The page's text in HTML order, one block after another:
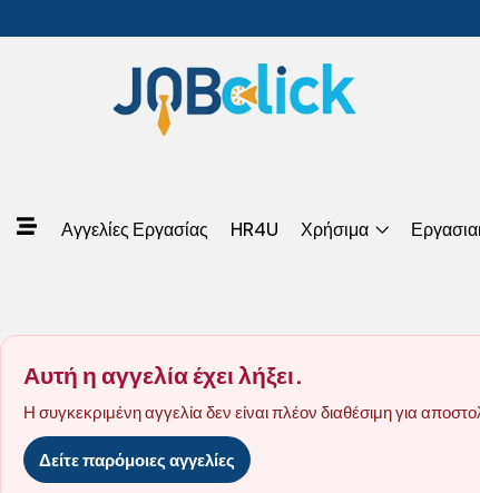
Αγγελίες Εργασίας HR4U Χρήσιμα
Αυτή η αγγελία έχει λήξει.
Η συγκεκριμένη αγγελία δεν είναι πλέον διαθέσιμη για
Δείτε παρόμοιες αγγελίες